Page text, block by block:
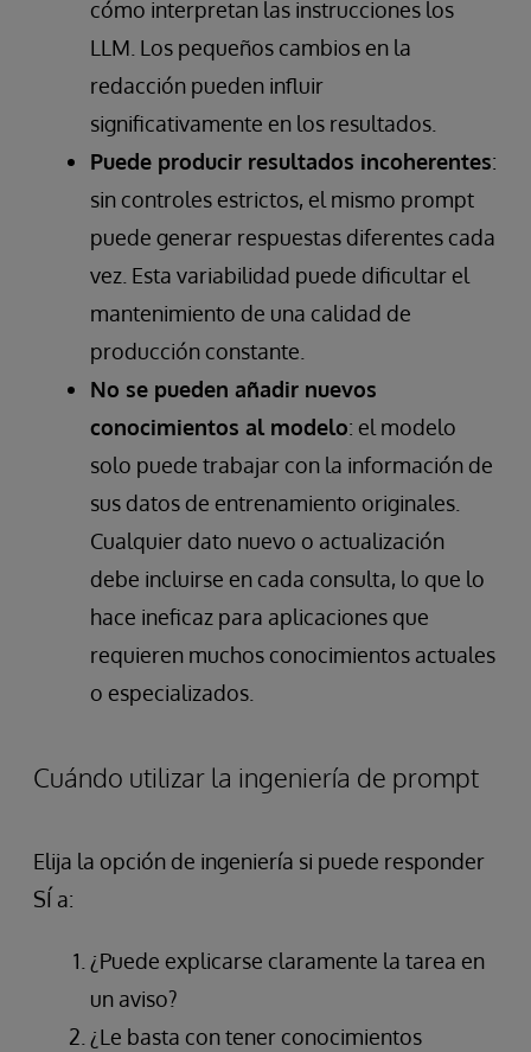
cómo interpretan las instrucciones los
LLM. Los pequeños cambios en la
redacción pueden influir
significativamente en los resultados.
Puede producir resultados incoherentes:
sin controles estrictos, el mismo prompt
puede generar respuestas diferentes cada
vez. Esta variabilidad puede dificultar el
mantenimiento de una calidad de
producción constante.
No se pueden añadir nuevos
conocimientos al modelo: el modelo
solo puede trabajar con la información de
sus datos de entrenamiento originales.
Cualquier dato nuevo o actualización
debe incluirse en cada consulta, lo que lo
hace ineficaz para aplicaciones que
requieren muchos conocimientos actuales
o especializados.
Cuándo utilizar la ingeniería de prompt
Elija la opción de ingeniería si puede responder
SÍ a:
¿Puede explicarse claramente la tarea en
un aviso?
¿Le basta con tener conocimientos